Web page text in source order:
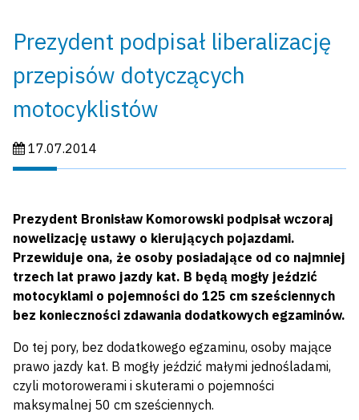
Prezydent podpisał liberalizację
przepisów dotyczących
motocyklistów
Data publikacji:
17.07.2014
Prezydent Bronisław Komorowski podpisał wczoraj
nowelizację ustawy o kierujących pojazdami.
Przewiduje ona, że osoby posiadające od co najmniej
trzech lat prawo jazdy kat. B będą mogły jeździć
motocyklami o pojemności do 125 cm sześciennych
bez konieczności zdawania dodatkowych egzaminów.
Do tej pory, bez dodatkowego egzaminu, osoby mające
prawo jazdy kat. B mogły jeździć małymi jednośladami,
czyli motorowerami i skuterami o pojemności
maksymalnej 50 cm sześciennych.